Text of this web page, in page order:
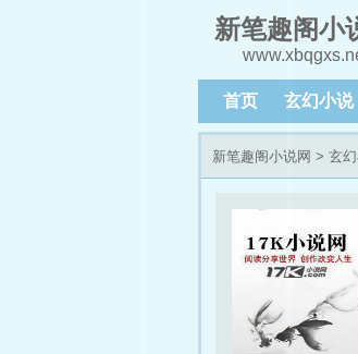
新笔趣阁小
首页 玄幻小说
新笔趣阁小说网 > 玄